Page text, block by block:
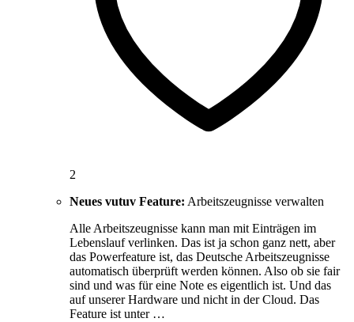
2
Neues vutuv Feature: Arbeitszeugnisse verwalten
Alle Arbeitszeugnisse kann man mit Einträgen im
Lebenslauf verlinken. Das ist ja schon ganz nett, aber
das Powerfeature ist, das Deutsche Arbeitszeugnisse
automatisch überprüft werden können. Also ob sie fair
sind und was für eine Note es eigentlich ist. Und das
auf unserer Hardware und nicht in der Cloud. Das
Feature ist unter …